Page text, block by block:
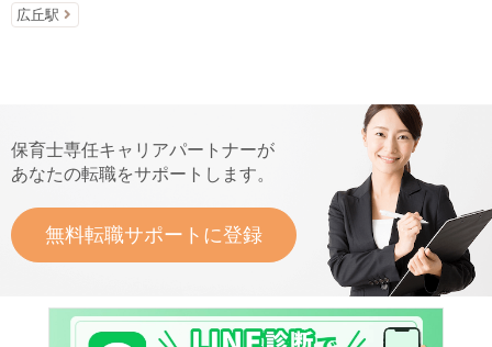
広丘駅
保育士専任キャリアパートナーが
あなたの転職をサポートします。
無料転職サポートに登録